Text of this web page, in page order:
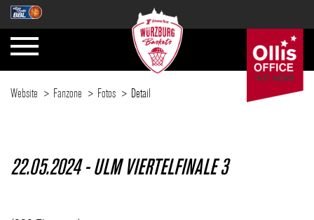
SAISON
Website Fanzone Fotos Detail
22.05.2024 - ULM VIERTELFINALE 3